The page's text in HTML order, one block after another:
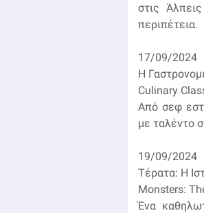
στις
περιπέτεια.
17/09/2024
Η
Culinary
Από σεφ
με ταλέντο
19/09/2024
Τέρατα: Η
Monsters:
Ένα